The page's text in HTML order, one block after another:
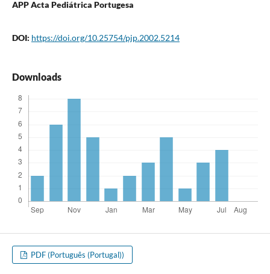
APP Acta Pediátrica Portugesa
DOI: https://doi.org/10.25754/pjp.2002.5214
Downloads
PDF (Português (Portugal))